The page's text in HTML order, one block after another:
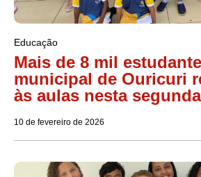
Educação
Mais de 8 mil
municipal de Ouricuri
às aulas nesta
10 de fevereiro de 2026